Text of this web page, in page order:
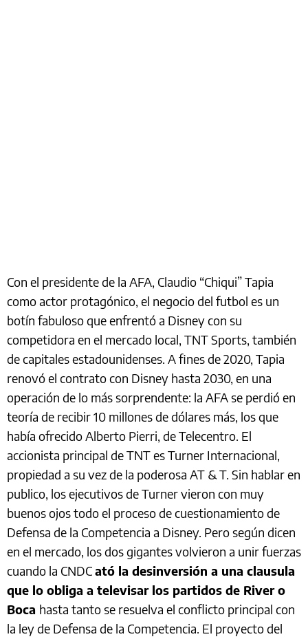
Con el presidente de la AFA, Claudio “Chiqui” Tapia
como actor protagónico, el negocio del futbol es un
botín fabuloso que enfrentó a Disney con su
competidora en el mercado local, TNT Sports, también
de capitales estadounidenses. A fines de 2020, Tapia
renovó el contrato con Disney hasta 2030, en una
operación de lo más sorprendente: la AFA se perdió en
teoría de recibir 10 millones de dólares más, los que
había ofrecido Alberto Pierri, de Telecentro. El
accionista principal de TNT es Turner Internacional,
propiedad a su vez de la poderosa AT & T. Sin hablar en
publico, los ejecutivos de Turner vieron con muy
buenos ojos todo el proceso de cuestionamiento de
Defensa de la Competencia a Disney. Pero según dicen
en el mercado, los dos gigantes volvieron a unir fuerzas
cuando la CNDCató la desinversión a una clausula
que lo obliga a televisar los partidos de River o
Boca hasta tanto se resuelva el conflicto principal con
la ley de Defensa de la Competencia. El proyecto del